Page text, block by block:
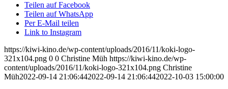
Teilen auf Facebook
Teilen auf WhatsApp
Per E-Mail teilen
Link to Instagram
https://kiwi-kino.de/wp-content/uploads/2016/11/koki-logo-
321x104.png 0 0 Christine Müh https://kiwi-kino.de/wp-
content/uploads/2016/11/koki-logo-321x104.png Christine
Müh2022-09-14 21:06:442022-09-14 21:06:442022-10-03 15:00:00